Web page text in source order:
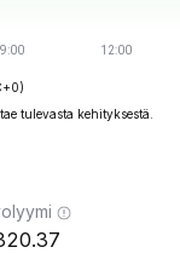
tulevasta kehityksestä.